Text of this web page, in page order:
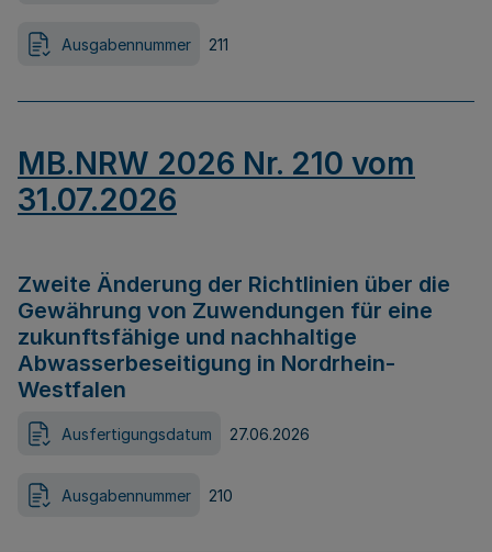
Ausgabennummer 211
MB.NRW 2026 Nr. 210 vom
31.07.2026
Zweite Änderung der Richtlinien über die
Gewährung von Zuwendungen für eine
zukunftsfähige und nachhaltige
Abwasserbeseitigung in Nordrhein-
Westfalen
Ausfertigungsdatum 27.06.2026
Ausgabennummer 210